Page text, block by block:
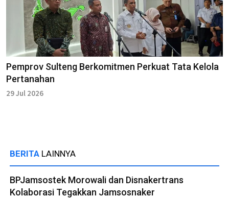
Pemprov Sulteng Berkomitmen Perkuat Tata Kelola
Pertanahan
29 Jul 2026
BERITA LAINNYA
BPJamsostek Morowali dan Disnakertrans
Kolaborasi Tegakkan Jamsosnaker